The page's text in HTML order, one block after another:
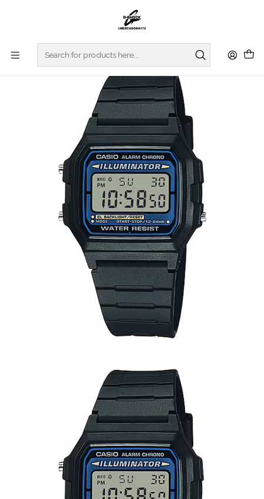
CASIO COLLECTION
Digital Series F-105W-1AWYEF